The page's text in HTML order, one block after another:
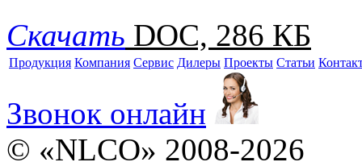
Скачать DOC, 286 КБ
Продукция Компания Сервис Дилеры Проекты Статьи
Звонок онлайн
© «NLCO» 2008-2026